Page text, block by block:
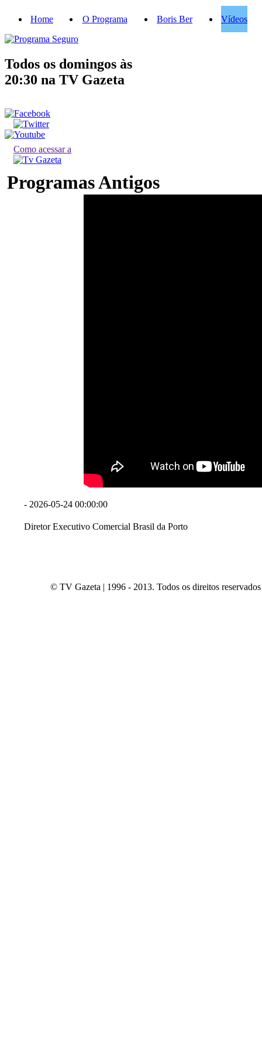
Home O Programa Boris Ber Vídeos
Todos os domingos às
20:30 na TV Gazeta
Como acessar a
Programas Antigos
- 2026-05-24 00:00:00
Diretor Executivo Comercial Brasil da Porto
© TV Gazeta | 1996 - 2013. Todos os direitos reservados